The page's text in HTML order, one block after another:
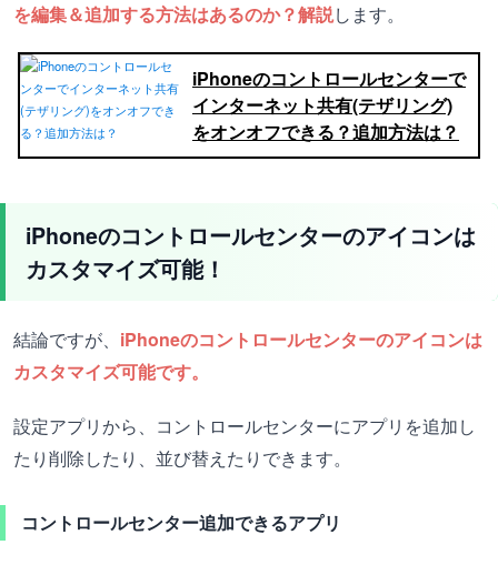
を編集＆追加する方法はあるのか？解説します。
iPhoneのコントロールセンターで
インターネット共有(テザリング)
をオンオフできる？追加方法は？
iPhoneのコントロールセンターのアイコンは
カスタマイズ可能！
結論ですが、 iPhoneのコントロールセンターのアイコンは
カスタマイズ可能です。
設定アプリから、コントロールセンターにアプリを追加し
たり削除したり、並び替えたりできます。
コントロールセンター追加できるアプリ